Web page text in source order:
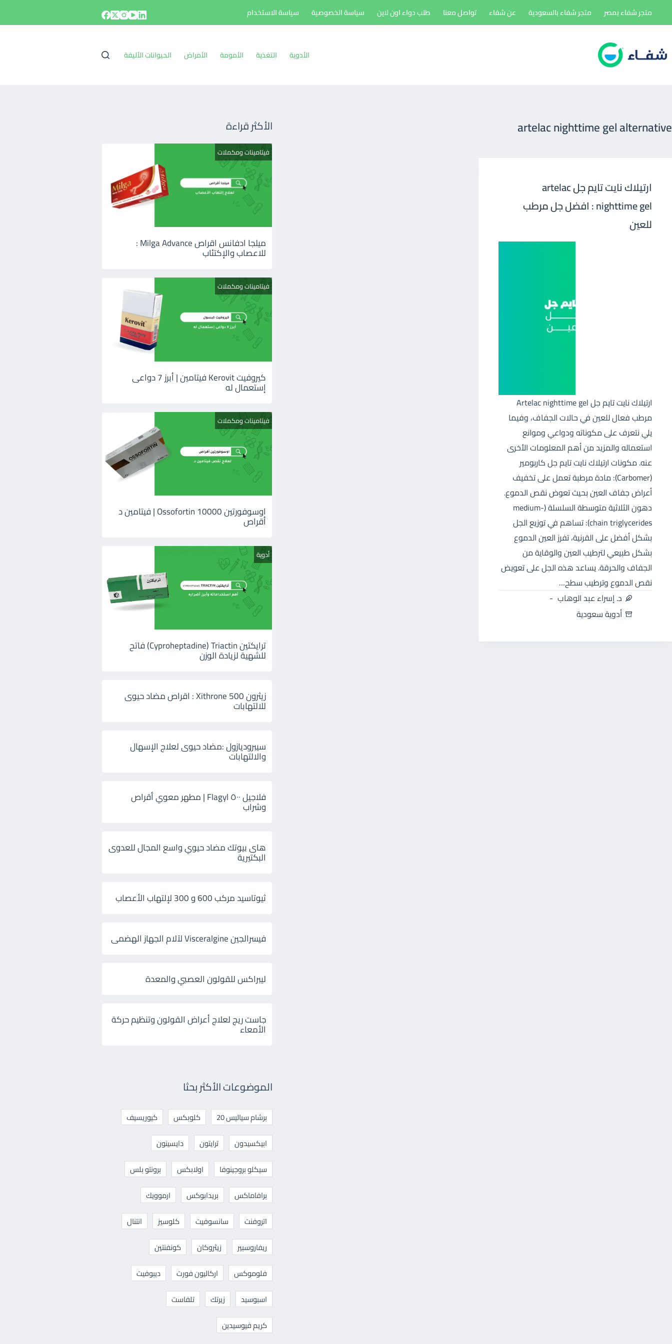
إلى
متجر شفاء بمصر متجر شفاء بالسعودية عن شفاء تواصل معنا طلب دواء اون لاين سياسة الخصوصية سياسة الاستخدام
الأدوية التغذية الأمومة الأمراض الحيوانات الأليفة
artelac nighttime gel alternative
ارتيلاك نايت تايم جل artelac
nighttime gel : افضل جل مرطب
للعين
ارتيلاك نايت تايم جل Artelac nighttime gel
مرطب فعال للعين في حالات الجفاف، وفيما
يلي نتعرف على مكوناته ودواعي وموانع
استعماله والمزيد من أهم المعلومات الأخرى
عنه. مكونات ارتيلاك نايت تايم جل كاربومير
(Carbomer): مادة مرطبة تعمل على تخفيف
أعراض جفاف العين بحيث تعوض نقص الدموع.
دهون الثلاثية متوسطة السلسلة (medium-
chain triglycerides): تساهم في توزيع الجل
بشكل أفضل على القرنية، تفرز العين الدموع
بشكل طبيعي لترطيب العين والوقاية من
الجفاف والحرقة. يساعد هذه الجل على تعويض
نقص الدموع وترطيب سطح…
د. إسراء عبد الوهاب
أدوية سعودية
الأكثر قراءة
فيتامينات ومكملات
ميلجا ادفانس اقراص Milga Advance :
للاعصاب والإكتئاب
فيتامينات ومكملات
كيروفيت Kerovit فيتامين | أبرز 7 دواعى
إستعمال له
فيتامينات ومكملات
اوسوفورتين 10000 Ossofortin | فيتامين د
أقراص
أدوية
ترايكتين Cyproheptadine) Triactin) فاتح
للشهية لزيادة الوزن
زيثرون 500 Xithrone : اقراص مضاد حيوى
للالتهابات
سيبروديازول :مضاد حيوى لعلاج الإسهال
والالتهابات
فلاجيل ٥٠٠ Flagyl | مطهر معوي أقراص
وشراب
هاى بيوتك مضاد حيوي واسع المجال للعدوى
البكتيرية
ثيوتاسيد مركب 600 و 300 لإلتهاب الأعصاب
فيسرالجين Visceralgine لآلام الجهاز الهضمى
ليبراكس للقولون العصبي والمعدة
جاست ريج لعلاج أعراض القولون وتنظيم حركة
الأمعاء
الموضوعات الأكثر بحثا
برشام سياليس 20 كلوبكس
كيوريسيف
ابيكسيدون
ترايتون
دايسينون
سيكلو بروجينوفا
اولابكس
برونتو بلس
برافاماكس
بريدابوكس
ارموويك
اتروفنت
سانسوفيت كلوسيز
انتنال
ريفاروسبير
زيثروكان
كونفنتين
فلوموكس
اركاليون فورت
ديبوفيت
اسبوسيد
زيرتك
تلفاست
كريم فيوسيدين